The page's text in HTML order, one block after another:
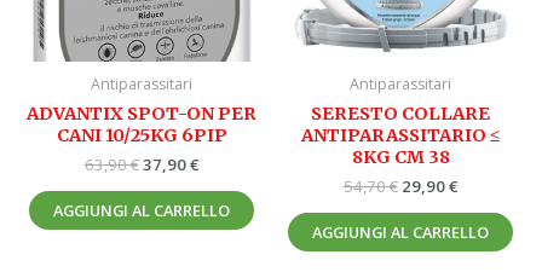
Antiparassitari
ADVANTIX SPOT-ON PER
CANI 10/25KG 6PIP
63,90€37,90€
AGGIUNGI AL CARRELLO
Antiparassitari
SERESTO COLLARE
ANTIPARASSITARIO ≤
8KG CM 38
54,70€ 29,90€
AGGIUNGI AL CARRELLO